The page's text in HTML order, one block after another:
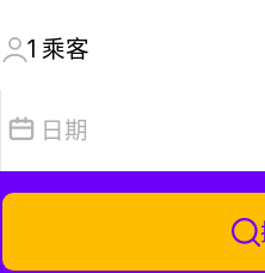
1 乘客
日期